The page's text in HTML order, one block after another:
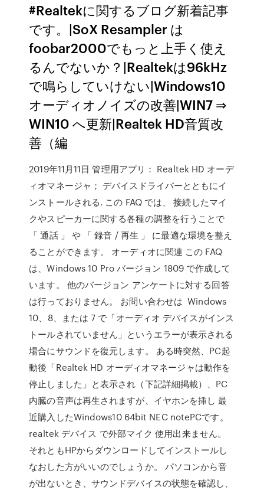
#Realtekに関するブログ新着記事
です。|SoX Resampler は
foobar2000でもっと上手く使え
るんでないか？|Realtekは96kHz
で鳴らしていけない|Windows10
オーディオノイズの改善|WIN7 ⇒
WIN10 へ更新|Realtek HD音質改
善（編
2019年11月11日 管理用アプリ： Realtek HD オーデ
ィオマネージャ； デバイスドライバーとともにイ
ンストールされる. この FAQ では、 接続したマイ
クやスピーカーに関する各種の調整を行うことで
「 通話 」 や 「 録音 / 再生 」 に最適な環境を整え
ることができます。 オーディオに関連 この FAQ
は、Windows 10 Pro バージョン 1809 で作成して
います。 他のバージョン アンケートに対する回答
は行っておりません。 お問い合わせは Windows
10、8、または 7 で「オーディオ デバイスがインス
トールされていません」というエラーが表示される
場合にサウンドを復元します。 ある時突然、PC起
動後「Realtek HD オーディオマネージャは動作を
停止しました」と表示され（下記詳細掲載）、PC
内臓の音声は再生されますが、イヤホンを挿し 最
近購入したWindows10 64bit NEC notePCです。
realtek デバイス で外部マイク 使用出来ません。
それともHPからダウンロードしてインストールし
なおした方がいいのでしょうか。 パソコンから音
が出ないとき、サウンドデバイスの状態を確認し、